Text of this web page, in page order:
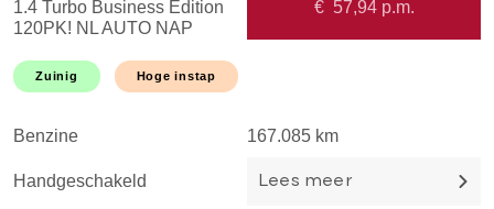
1.4 Turbo Business Edition
120PK! NL AUTO NAP
CRUISE l AIRCO l
TREKHAAK l LMV l
€ 57,94p.m.
Zuinig Hoge instap
Benzine 167.085 km
Handgeschakeld Lees meer